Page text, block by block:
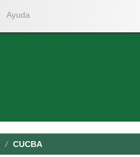
Ayuda
CUCBA